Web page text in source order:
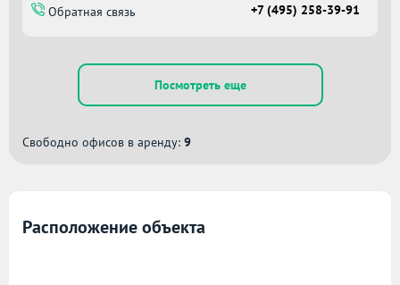
Обратная связь +7 (495) 258-39-91
Посмотреть еще
Свободно офисов в аренду: 9
Расположение объекта